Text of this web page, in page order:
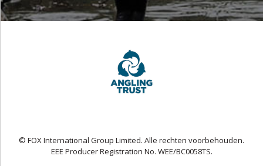
© FOX International Group Limited. Alle rechten voorbehouden.
EEE Producer Registration No. WEE/BC0058TS.